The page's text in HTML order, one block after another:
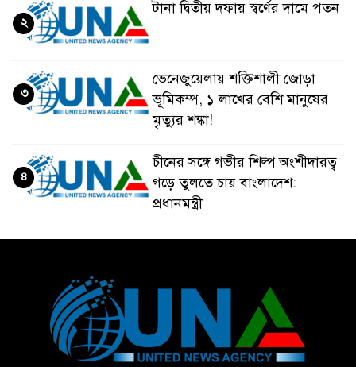
টানা দ্বিতীয় দফায় স্বর্ণের দামে পতন
২
ভেনেজুয়েলায় শক্তিশালী জোড়া
ভূমিকম্প, ১ লাখের বেশি মানুষের
মৃত্যুর শঙ্কা!
৩
চীনের সঙ্গে গভীর শিল্প অংশীদারত্ব
গড়ে তুলতে চায় বাংলাদেশ:
প্রধানমন্ত্রী
৪
টানা ৩ ম্যাচে গোল ভিনির, ইতিহাস
বলছে বিশ্বকাপ জিতবে ব্রাজিল